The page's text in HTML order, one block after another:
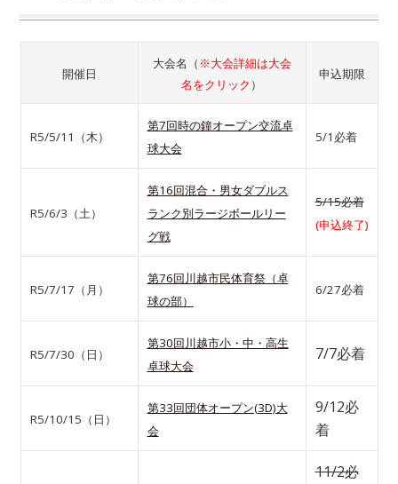
開催日
大会名（ ※大会詳細は大会
名をクリック ）
申込期限
R5/5/11（木）
第7回時の鐘オープン交流卓
球大会
5/1必着
R5/6/3（土）
第16回混合・男女ダブルス
ランク別ラージボールリー
グ戦
5/15必着
(申込終了)
R5/7/17（月）
第76回川越市民体育祭（卓
球の部）
6/27必着
R5/7/30（日）
第30回川越市小・中・高生
卓球大会
7/7必着
R5/10/15（日）
第33回団体オープン(3D)大
会
9/12必
着
11/2必